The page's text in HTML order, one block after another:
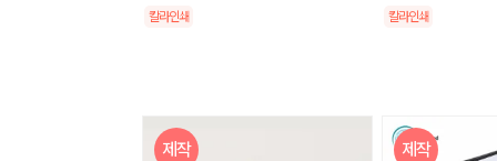
칼라인쇄 칼라인쇄
제작 제작